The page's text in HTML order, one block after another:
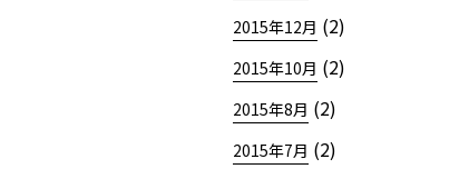
2015年12月 (2)
2015年10月 (2)
2015年8月 (2)
2015年7月 (2)